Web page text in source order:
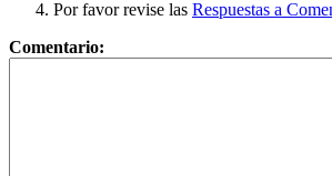
Por favor revise las Respuestas a
Comentario: